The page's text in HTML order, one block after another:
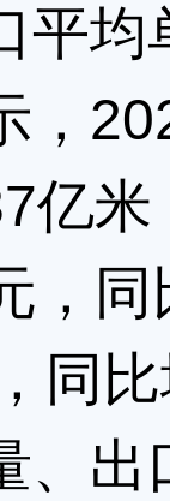
平
，
亿
，
同
、